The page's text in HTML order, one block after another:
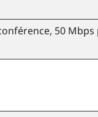
50